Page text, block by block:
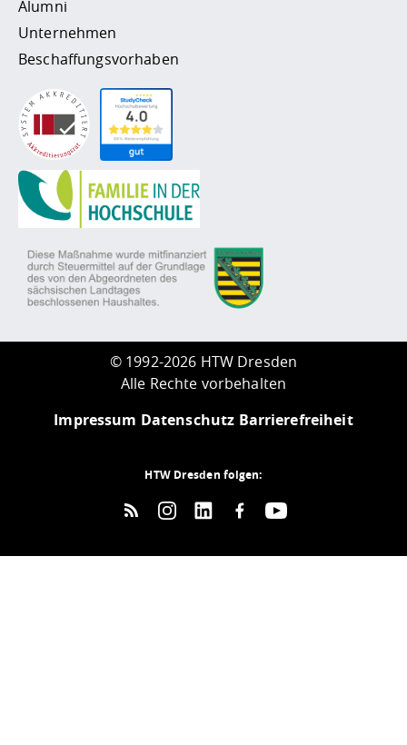
Alumni
Unternehmen
Beschaffungsvorhaben
© 1992-2026 HTW Dresden
Alle Rechte vorbehalten
Impressum Datenschutz Barrierefreiheit
HTW Dresden folgen: